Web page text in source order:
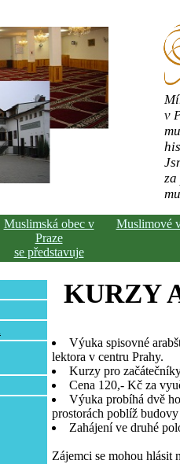
v
Muslimská obec v
Praze
se představuje
Muslimové
KURZY
Výuka spisovné
lektora v centru Prahy.
Kurzy pro
Cena 120,- Kč za
Výuka probíhá dvě
prostorách poblíž
Zahájení ve druhé
Zájemci se mohou hlásit